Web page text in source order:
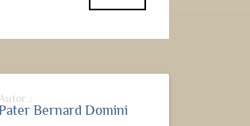
Autor :
Bernard Domini